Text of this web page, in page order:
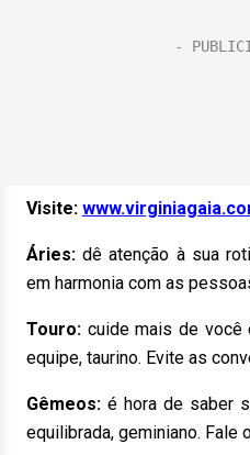
Visite:
Áries:dê atenção à sua
em harmonia com as
Touro: cuide mais de você
equipe, taurino. Evite as
Gêmeos: é hora de saber
equilibrada, geminiano. Fale